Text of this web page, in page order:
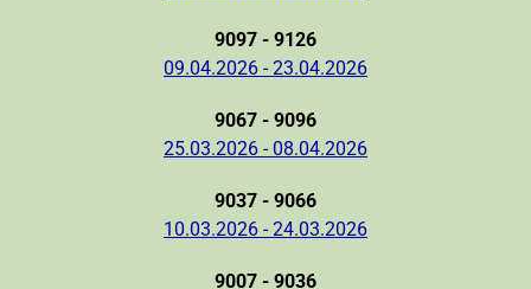
9097 - 9126
09.04.2026 - 23.04.2026
9067 - 9096
25.03.2026 - 08.04.2026
9037 - 9066
10.03.2026 - 24.03.2026
9007 - 9036